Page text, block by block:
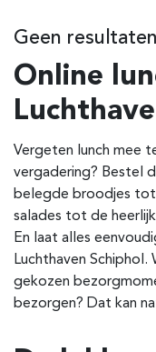
Geen
Online
Vergeten lunch mee
vergadering? Bestel
belegde broodjes tot
salades tot de
En laat alles
Luchthaven
gekozen
bezorgen? Dat kan